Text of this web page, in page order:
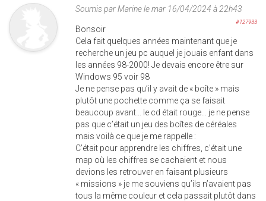
Soumis parMarinele mar 16/04/2024 à 22h43
#127933
Bonsoir
Cela fait quelques années maintenant que je
recherche un jeu pc auquel je jouais enfant dans
les années 98-2000! Je devais encore être sur
Windows 95 voir 98
Je ne pense pas qu’il y avait de « boîte » mais
plutôt une pochette comme ça se faisait
beaucoup avant… le cd était rouge… je ne pense
pas que c’était un jeu des boîtes de céréales
mais voilà ce que je me rappelle :
C’était pour apprendre les chiffres, c’était une
map où les chiffres se cachaient et nous
devions les retrouver en faisant plusieurs
« missions » je me souviens qu’ils n’avaient pas
tous la même couleur et cela passait plutôt dans